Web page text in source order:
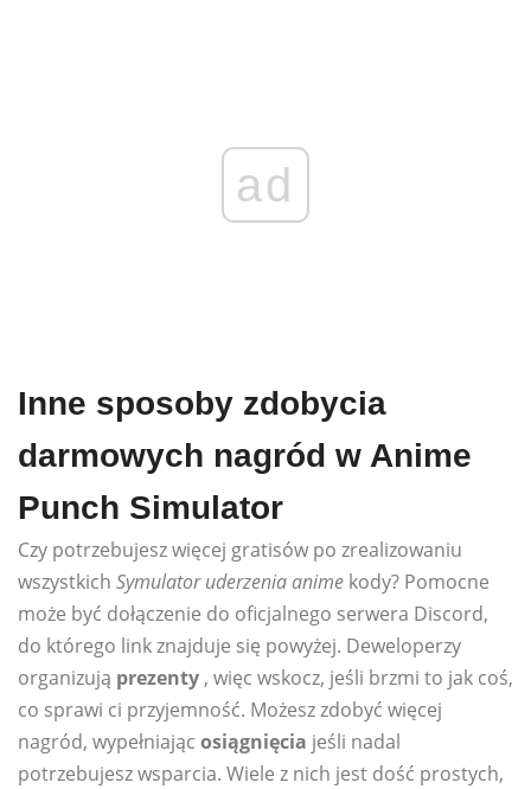
ad
Inne sposoby zdobycia
darmowych nagród w Anime
Punch Simulator
Czy potrzebujesz więcej gratisów po zrealizowaniu
wszystkich Symulator uderzenia anime kody? Pomocne
może być dołączenie do oficjalnego serwera Discord,
do którego link znajduje się powyżej. Deweloperzy
organizują prezenty , więc wskocz, jeśli brzmi to jak coś,
co sprawi ci przyjemność. Możesz zdobyć więcej
nagród, wypełniając osiągnięcia jeśli nadal
potrzebujesz wsparcia. Wiele z nich jest dość prostych,